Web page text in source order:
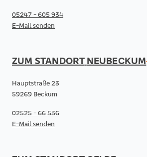
05247 - 605 934
E-Mail senden
ZUM STANDORT NEUBECKUM
Hauptstraße 23
59269 Beckum
02525 - 66 536
E-Mail senden